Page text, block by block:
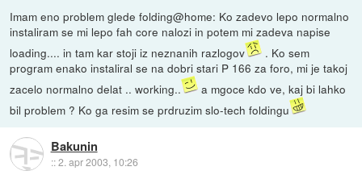
Imam eno problem glede folding@home: Ko zadevo lepo normalno
instaliram se mi lepo fah core nalozi in potem mi zadeva napise
loading.... in tam kar stoji iz neznanih razlogov
. Ko sem
program enako instaliral se na dobri stari P 166 za foro, mi je takoj
zacelo normalno delat .. working..
a mgoce kdo ve, kaj bi lahko
bil problem ? Ko ga resim se prdruzim slo-tech foldingu
Bakunin
::2. apr 2003, 10:26